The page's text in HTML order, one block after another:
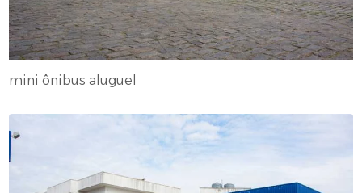
mini ônibus aluguel